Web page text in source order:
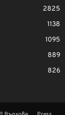
2825
1138
1095
889
826